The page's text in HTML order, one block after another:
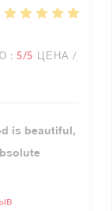
: 5/5 ЦЕНА /
is beautiful,